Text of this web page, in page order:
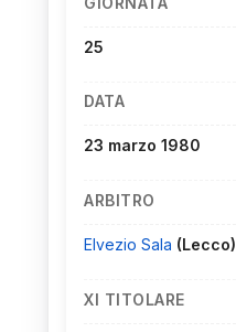
25
DATA
23 marzo 1980
ARBITRO
Elvezio Sala (Lecco)
XI TITOLARE